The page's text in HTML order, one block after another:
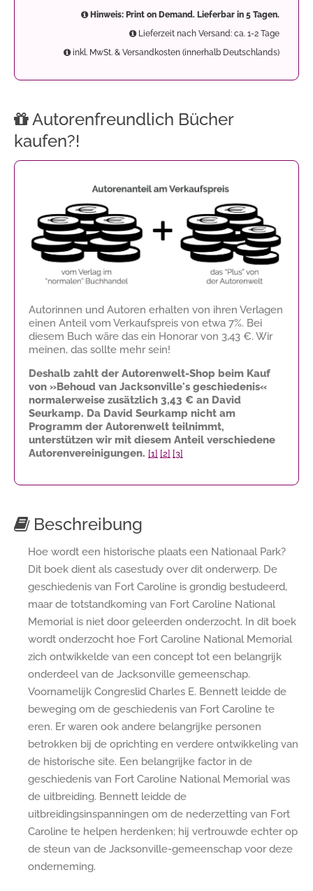
Hinweis: Print on Demand. Lieferbar in 5 Tagen.
Lieferzeit nach Versand: ca. 1-2 Tage
inkl. MwSt. & Versandkosten (innerhalb Deutschlands)
Autorenfreundlich Bücher
kaufen?!
Autorinnen und Autoren erhalten von ihren Verlagen
einen Anteil vom Verkaufspreis von etwa 7%. Bei
diesem Buch wäre das ein Honorar von 3,43 €. Wir
meinen, das sollte mehr sein!
Deshalb zahlt der Autorenwelt-Shop beim Kauf
von »Behoud van Jacksonville's geschiedenis«
normalerweise zusätzlich 3,43 € an David
Seurkamp. Da David Seurkamp nicht am
Programm der Autorenwelt teilnimmt,
unterstützen wir mit diesem Anteil verschiedene
Autorenvereinigungen. [1] [2] [3]
Beschreibung
Hoe wordt een historische plaats een Nationaal Park?
Dit boek dient als casestudy over dit onderwerp. De
geschiedenis van Fort Caroline is grondig bestudeerd,
maar de totstandkoming van Fort Caroline National
Memorial is niet door geleerden onderzocht. In dit boek
wordt onderzocht hoe Fort Caroline National Memorial
zich ontwikkelde van een concept tot een belangrijk
onderdeel van de Jacksonville gemeenschap.
Voornamelijk Congreslid Charles E. Bennett leidde de
beweging om de geschiedenis van Fort Caroline te
eren. Er waren ook andere belangrijke personen
betrokken bij de oprichting en verdere ontwikkeling van
de historische site. Een belangrijke factor in de
geschiedenis van Fort Caroline National Memorial was
de uitbreiding. Bennett leidde de
uitbreidingsinspanningen om de nederzetting van Fort
Caroline te helpen herdenken; hij vertrouwde echter op
de steun van de Jacksonville-gemeenschap voor deze
onderneming.